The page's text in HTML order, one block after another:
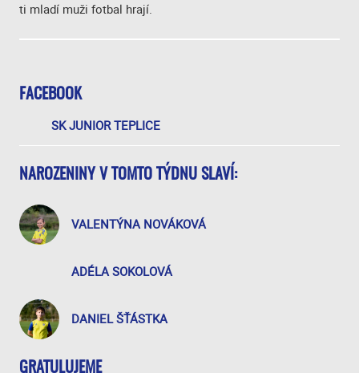
FACEBOOK
SK JUNIOR TEPLICE
NAROZENINY V TOMTO TÝDNU SLAVÍ:
VALENTÝNA NOVÁKOVÁ
ADÉLA SOKOLOVÁ
DANIEL ŠŤÁSTKA
GRATULUJEME
ti mladí muži fotbal hrají.